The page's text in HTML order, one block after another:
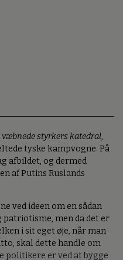
væbnede styrkers katedral,
tyske kampvogne. På
afbildet, og dermed
af Putins Ruslands
ved ideen om en sådan
men da det er
i sit eget øje, når man
skal dette handle om
politikere er ved at bygge